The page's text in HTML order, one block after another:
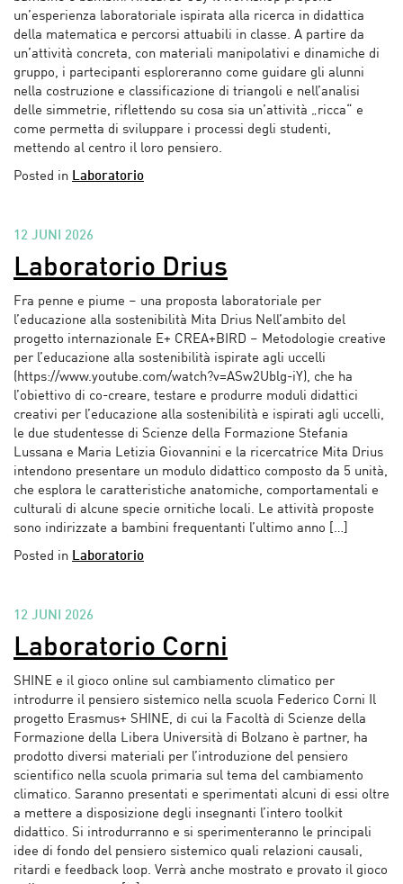
un’esperienza laboratoriale ispirata alla ricerca in didattica
della matematica e percorsi attuabili in classe. A partire da
un’attività concreta, con materiali manipolativi e dinamiche di
gruppo, i partecipanti esploreranno come guidare gli alunni
nella costruzione e classificazione di triangoli e nell’analisi
delle simmetrie, riflettendo su cosa sia un’attività „ricca“ e
come permetta di sviluppare i processi degli studenti,
mettendo al centro il loro pensiero.
Posted in Laboratorio
12 JUNI 2026
Laboratorio Drius
Fra penne e piume – una proposta laboratoriale per
l’educazione alla sostenibilità Mita Drius Nell’ambito del
progetto internazionale E+ CREA+BIRD – Metodologie creative
per l’educazione alla sostenibilità ispirate agli uccelli
(https://www.youtube.com/watch?v=ASw2Ublg-iY), che ha
l’obiettivo di co-creare, testare e produrre moduli didattici
creativi per l’educazione alla sostenibilità e ispirati agli uccelli,
le due studentesse di Scienze della Formazione Stefania
Lussana e Maria Letizia Giovannini e la ricercatrice Mita Drius
intendono presentare un modulo didattico composto da 5 unità,
che esplora le caratteristiche anatomiche, comportamentali e
culturali di alcune specie ornitiche locali. Le attività proposte
sono indirizzate a bambini frequentanti l’ultimo anno […]
Posted in Laboratorio
12 JUNI 2026
Laboratorio Corni
SHINE e il gioco online sul cambiamento climatico per
introdurre il pensiero sistemico nella scuola Federico Corni Il
progetto Erasmus+ SHINE, di cui la Facoltà di Scienze della
Formazione della Libera Università di Bolzano è partner, ha
prodotto diversi materiali per l’introduzione del pensiero
scientifico nella scuola primaria sul tema del cambiamento
climatico. Saranno presentati e sperimentati alcuni di essi oltre
a mettere a disposizione degli insegnanti l’intero toolkit
didattico. Si introdurranno e si sperimenteranno le principali
idee di fondo del pensiero sistemico quali relazioni causali,
ritardi e feedback loop. Verrà anche mostrato e provato il gioco